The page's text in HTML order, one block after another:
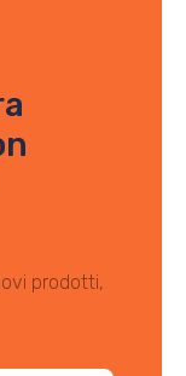
prodotti,